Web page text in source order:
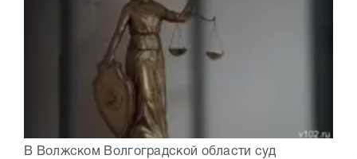
В Волжском Волгоградской области суд